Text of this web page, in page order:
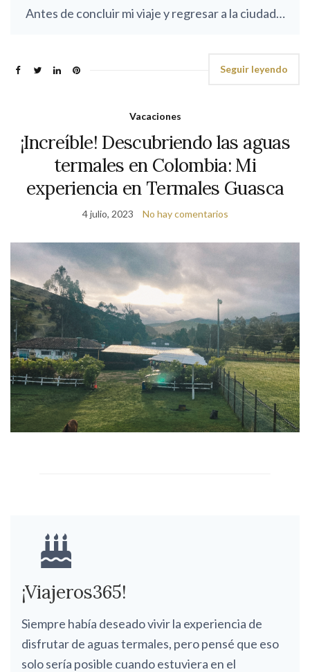
Antes de concluir mi viaje y regresar a la ciudad…
Seguir leyendo
Vacaciones
¡Increíble! Descubriendo las aguas
termales en Colombia: Mi
experiencia en Termales Guasca
4 julio, 2023 No hay comentarios
¡Viajeros365!
Siempre había deseado vivir la experiencia de
disfrutar de aguas termales, pero pensé que eso
solo sería posible cuando estuviera en el